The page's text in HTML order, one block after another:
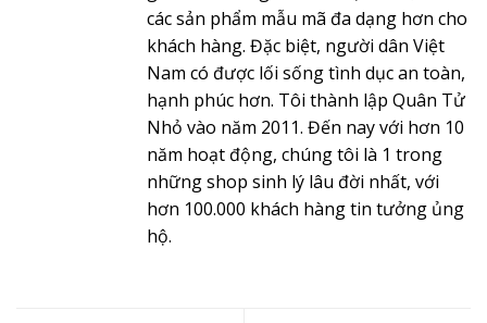
các sản phẩm mẫu mã đa dạng hơn cho
khách hàng. Đặc biệt, người dân Việt
Nam có được lối sống tình dục an toàn,
hạnh phúc hơn. Tôi thành lập Quân Tử
Nhỏ vào năm 2011. Đến nay với hơn 10
năm hoạt động, chúng tôi là 1 trong
những shop sinh lý lâu đời nhất, với
hơn 100.000 khách hàng tin tưởng ủng
hộ.